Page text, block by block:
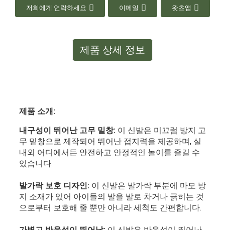
저희에게 연락하세요 이메일 왓츠앱
제품 상세 정보
제품 소개:
내구성이 뛰어난 고무 밑창:이 신발은 미끄럼 방지 고
무 밑창으로 제작되어 뛰어난 접지력을 제공하며, 실
내외 어디에서든 안전하고 안정적인 놀이를 즐길 수
있습니다.
발가락 보호 디자인: 이 신발은 발가락 부분에 마모 방
지 소재가 있어 아이들의 발을 발로 차거나 긁히는 것
으로부터 보호해 줄 뿐만 아니라 세척도 간편합니다.